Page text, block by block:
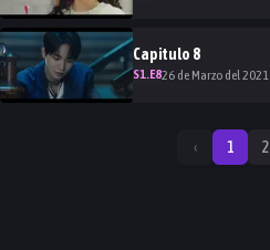
Capitulo 8
S1.E826 de Marzo del 2021
‹ 1 2